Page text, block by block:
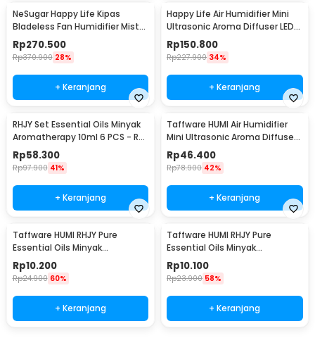
NeSugar Happy Life Kipas
Bladeless Fan Humidifier Mist
LED - R011
Rp270.500
Rp370.900 28%
+ Keranjang
Happy Life Air Humidifier Mini
Ultrasonic Aroma Diffuser LED
RGB 120ml - HL-EOD01
Rp150.800
Rp227.900 34%
+ Keranjang
RHJY Set Essential Oils Minyak
Aromatherapy 10ml 6 PCS - RS-
06
Rp58.300
Rp97.900 41%
+ Keranjang
Taffware HUMI Air Humidifier
Mini Ultrasonic Aroma Diffuser
LED 300ml - H218
Rp46.400
Rp78.900 42%
+ Keranjang
Taffware HUMI RHJY Pure
Essential Oils Minyak
Aromatherapy 10ml Eucalyptus
- RH-15
Rp10.200
Rp24.900 60%
+ Keranjang
Taffware HUMI RHJY Pure
Essential Oils Minyak
Aromatherapy 10ml
Peppermint - RH-15
Rp10.100
Rp23.900 58%
+ Keranjang